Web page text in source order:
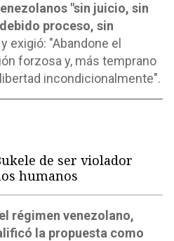
"sin juicio, sin
proceso, sin
y exigió: "Abandone el
forzosa y, más temprano
incondicionalmente".
de ser violador
humanos
régimen venezolano,
la propuesta como